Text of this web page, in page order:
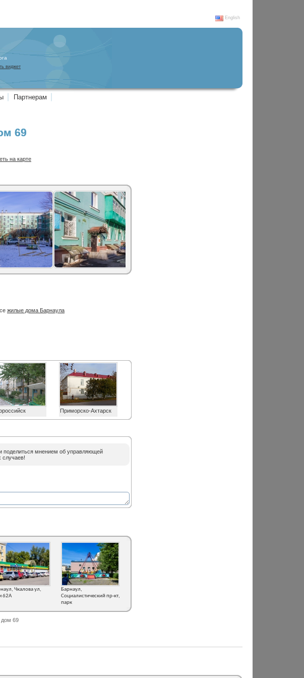
English
виджет
Партнерам
69
на карте
жилые дома Барнаула
Приморско-Ахтарск
поделиться мнением об управляющей
случаев!
Чкалова ул,
62А
Барнаул,
Социалистический пр-кт,
парк
дом 69